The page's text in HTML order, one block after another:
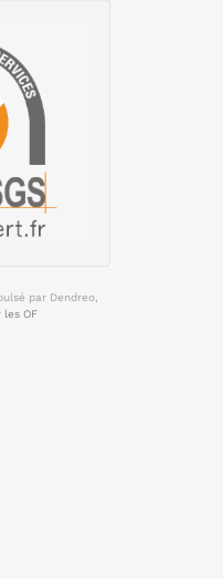
par Dendreo,
les OF